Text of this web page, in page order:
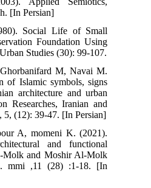
[In Persian]
Social Life of Small
Foundation Using
Studies (30): 99-107.
M, Navai M.
of Islamic symbols, signs
architecture and urban
Researches, Iranian and
5, (12): 39-47. [In Persian]
A, momeni K. (2021).
and functional
Molk and Moshir Al-Molk
mmi ,11 (28) :1-18. [In